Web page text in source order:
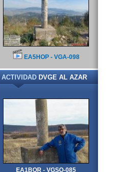
EA5HOP - VGA-098
ACTIVIDADDVGE AL AZAR
EA1BQR - VGSO-085